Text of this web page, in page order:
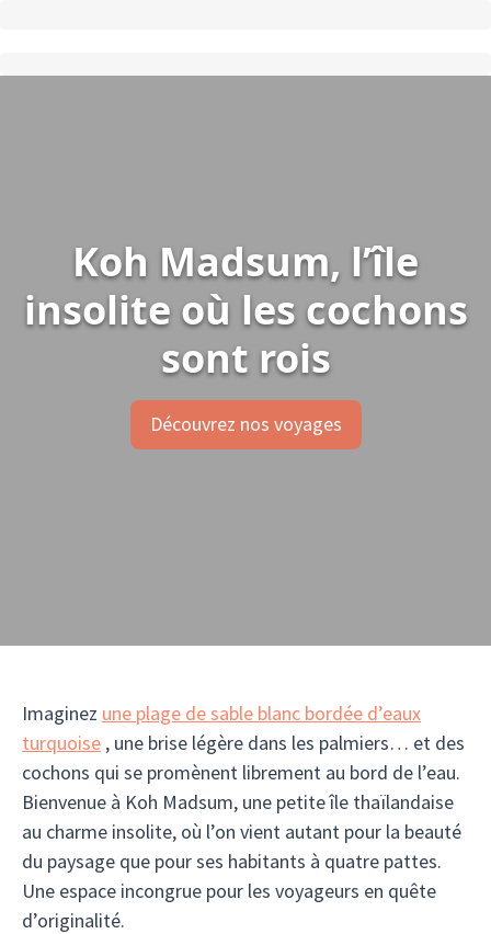
Koh Madsum, l’île
insolite où les cochons
sont rois
Découvrez nos voyages
Imaginez une plage de sable blanc bordée d’eaux
turquoise , une brise légère dans les palmiers… et des
cochons qui se promènent librement au bord de l’eau.
Bienvenue à Koh Madsum, une petite île thaïlandaise
au charme insolite, où l’on vient autant pour la beauté
du paysage que pour ses habitants à quatre pattes.
Une espace incongrue pour les voyageurs en quête
d’originalité.